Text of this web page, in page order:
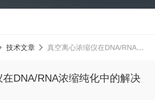
技术文章 真空离心浓缩仪在DNA/RNA浓缩纯化中的解决方案
DNA/RNA浓缩纯化中的解决